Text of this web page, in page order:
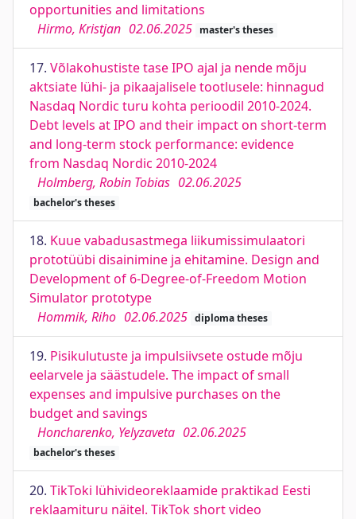
opportunities and limitations
Hirmo, Kristjan 02.06.2025 master's theses
17. Võlakohustiste tase IPO ajal ja nende mõju
aktsiate lühi- ja pikaajalisele tootlusele: hinnagud
Nasdaq Nordic turu kohta perioodil 2010-2024.
Debt levels at IPO and their impact on short-term
and long-term stock performance: evidence
from Nasdaq Nordic 2010-2024
Holmberg, Robin Tobias 02.06.2025
bachelor's theses
18. Kuue vabadusastmega liikumissimulaatori
prototüübi disainimine ja ehitamine. Design and
Development of 6-Degree-of-Freedom Motion
Simulator prototype
Hommik, Riho 02.06.2025 diploma theses
19. Pisikulutuste ja impulsiivsete ostude mõju
eelarvele ja säästudele. The impact of small
expenses and impulsive purchases on the
budget and savings
Honcharenko, Yelyzaveta 02.06.2025
bachelor's theses
20. TikToki lühivideoreklaamide praktikad Eesti
reklaamituru näitel. TikTok short video